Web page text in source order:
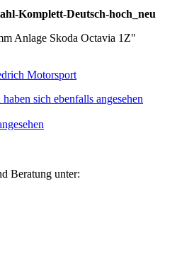
Anlage Skoda Octavia 1Z"
Motorsport
sich ebenfalls angesehen
Beratung unter: